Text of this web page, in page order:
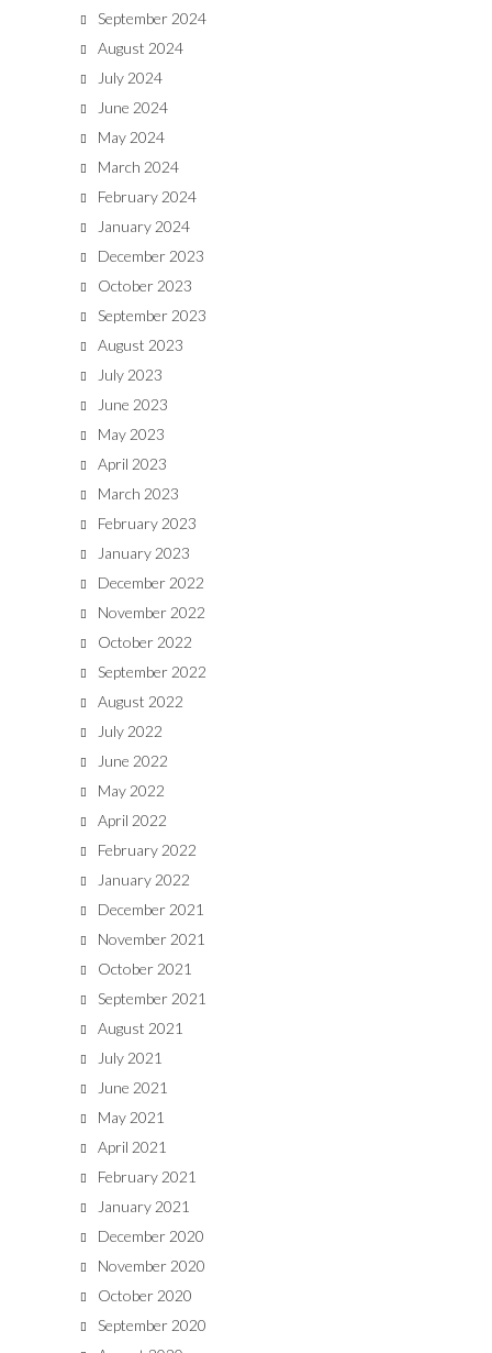
September 2024
August 2024
July 2024
June 2024
May 2024
March 2024
February 2024
January 2024
December 2023
October 2023
September 2023
August 2023
July 2023
June 2023
May 2023
April 2023
March 2023
February 2023
January 2023
December 2022
November 2022
October 2022
September 2022
August 2022
July 2022
June 2022
May 2022
April 2022
February 2022
January 2022
December 2021
November 2021
October 2021
September 2021
August 2021
July 2021
June 2021
May 2021
April 2021
February 2021
January 2021
December 2020
November 2020
October 2020
September 2020